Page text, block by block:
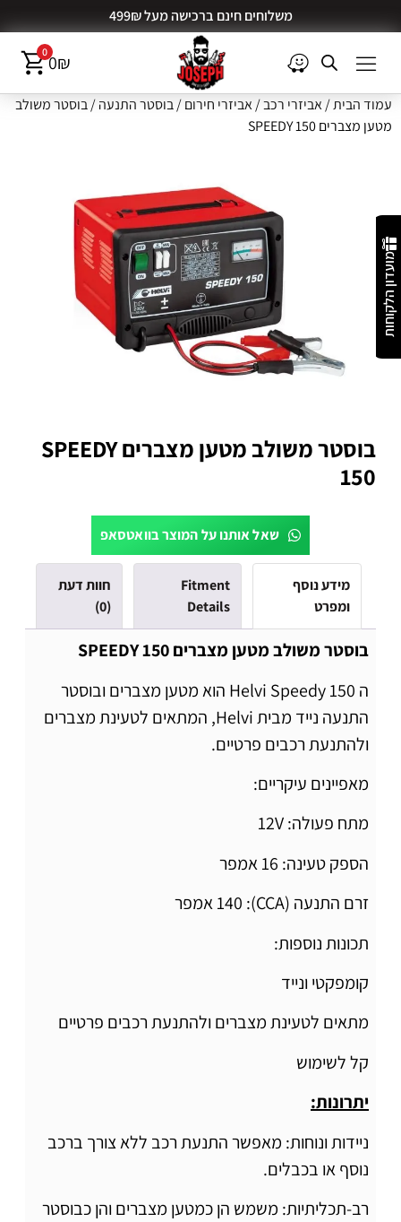
משלוחים חינם ברכישה מעל 499₪
00₪
מועדון הלקוחות
עמוד הבית/אביזרי רכב/אביזרי חירום/בוסטר התנעה/ בוסטר משולב
מטען מצברים SPEEDY 150
בוסטר משולב מטען מצברים SPEEDY
150
שאל אותנו על המוצר בוואטסאפ
מידע נוסף
ומפרט
Fitment
Details
חוות דעת
(0)
בוסטר משולב מטען מצברים SPEEDY 150
ה Helvi Speedy 150 הוא מטען מצברים ובוסטר
התנעה נייד מבית Helvi, המתאים לטעינת מצברים
ולהתנעת רכבים פרטיים.
מאפיינים עיקריים:
מתח פעולה: 12V
הספק טעינה: 16 אמפר
זרם התנעה (CCA): 140 אמפר
תכונות נוספות:
קומפקטי ונייד
מתאים לטעינת מצברים ולהתנעת רכבים פרטיים
קל לשימוש
יתרונות:
ניידות ונוחות: מאפשר התנעת רכב ללא צורך ברכב
נוסף או בכבלים.
רב-תכליתיות: משמש הן כמטען מצברים והן כבוסטר